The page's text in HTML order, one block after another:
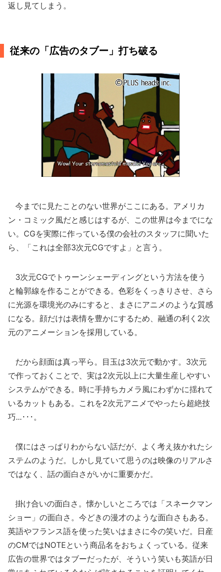
返し見てしまう。
従来の「広告のタブー」打ち破る
今までに見たことのない世界がここにある。アメリカ
ン・コミック風だと感じはするが、この世界は今までにな
い。CGを実際に作っている僕の会社のスタッフに聞いた
ら、「これは全部3次元CGですよ」と言う。
3次元CGでトゥーンシェーディングという方法を使う
と輪郭線を作ることができる。色彩をくっきりさせ、さら
に光源を環境光のみにすると、まさにアニメのような質感
になる。顔だけは表情を豊かにするため、融通の利く2次
元のアニメーションを採用している。
だから顔面は真っ平ら。目玉は3次元で動かす。3次元
で作っておくことで、実は2次元以上に大量生産しやすい
システムができる。時に手持ちカメラ風にわずかに揺れて
いるカットもある。これを2次元アニメでやったら超絶技
巧...･･･。
僕にはさっぱりわからない話だが、よく考え抜かれたシ
ステムのようだ。しかし見ていて思うのは映像のリアルさ
ではなく、話の面白さがいかに重要かだ。
掛け合いの面白さ。懐かしいところでは「スネークマン
ショー」の面白さ。今どきの漫才のような面白さもある。
英語やフランス語を使った笑いはまさに今の笑いだ。日産
のCMではNOTEという商品名をおちょくっている。従来
広告の世界ではタブーだったが、そういう笑いも英語が日